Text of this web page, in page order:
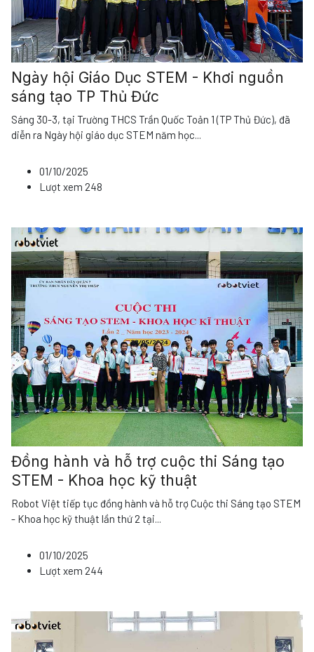
Ngày hội Giáo Dục STEM - Khơi nguồn
sáng tạo TP Thủ Đức
Sáng 30-3, tại Trường THCS Trần Quốc Toản 1 (TP Thủ Đức), đã
diễn ra Ngày hội giáo dục STEM năm học...
01/10/2025
Lượt xem 248
Đồng hành và hỗ trợ cuộc thi Sáng tạo
STEM - Khoa học kỹ thuật
Robot Việt tiếp tục đồng hành và hỗ trợ Cuộc thi Sáng tạo STEM
- Khoa học kỹ thuật lần thứ 2 tại...
01/10/2025
Lượt xem 244